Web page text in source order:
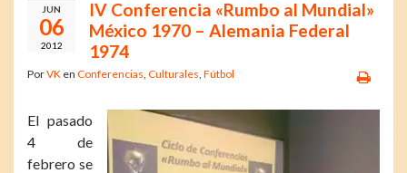
JUN
06
2012
IV Conferencia «Rumbo al Mundial»
México 1970 – Alemania Federal
1974
PorVK en Conferencias Culturales Fútbol
El pasado
4 de
febrero se